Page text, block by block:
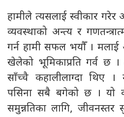
हामीले त्यसलाई स्वीकार गरेर
व्यवस्थाको अन्त्य र
गर्न हामी सफल भयौँ ।
खेलेको भूमिकाप्रति गर्व छ ।
साँच्चै कहालीलाग्दा थिए
पसिना सबै बगेको छ । यो
समुन्नतिका लागि, जीवनस्तर